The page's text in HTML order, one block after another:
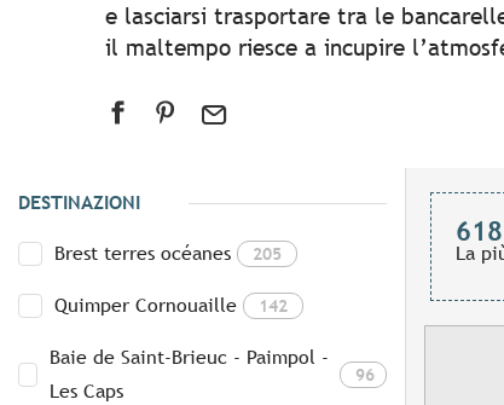
e lasciarsi trasportare tra le
il maltempo riesce a incupire
DESTINAZIONI
Brest terres océanes 205
Quimper Cornouaille 142
Baie de Saint-Brieuc - Paimpol -
Les Caps
96
618
La